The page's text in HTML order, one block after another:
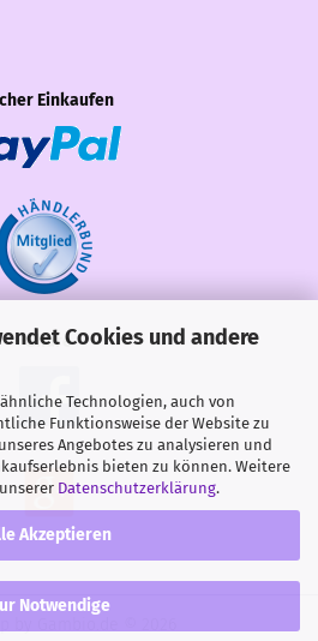
Cookies und andere
Technologien, auch von
Funktionsweise der Website zu
Angebotes zu analysieren und
bieten zu können. Weitere
Datenschutzerklärung.
Akzeptieren
Notwendige
Einkaufen
Share